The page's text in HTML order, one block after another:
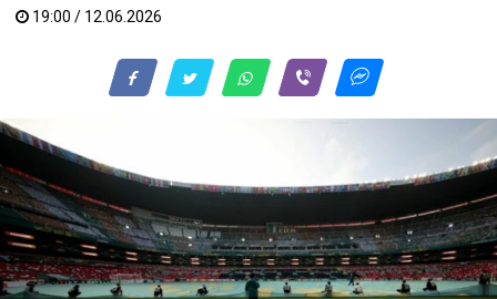
19:00 / 12.06.2026